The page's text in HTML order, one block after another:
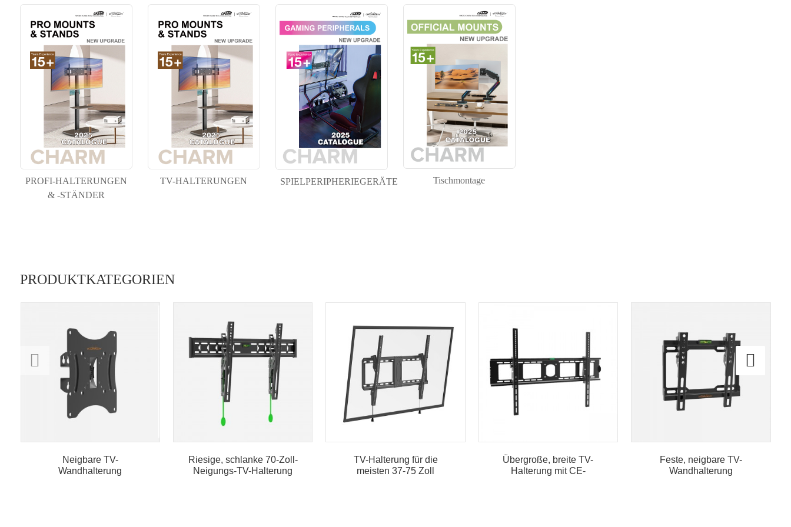
PROFI-HALTERUNGEN
& -STÄNDER
TV-HALTERUNGEN SPIELPERIPHERIEGERÄTE Tischmontage
PRODUKTKATEGORIEN
Neigbare TV-
Wandhalterung
Riesige, schlanke 70-Zoll-
Neigungs-TV-Halterung
TV-Halterung für die
meisten 37-75 Zoll
Übergroße, breite TV-
Halterung mit CE-
Feste, neigbare TV-
Wandhalterung